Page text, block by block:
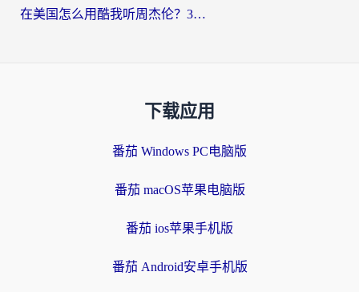
在美国怎么用酷我听周杰伦？3步解决海外听歌地域限制，附QQ音乐网易云通用技巧
下载应用
番茄 Windows PC电脑版
番茄 macOS苹果电脑版
番茄 ios苹果手机版
番茄 Android安卓手机版